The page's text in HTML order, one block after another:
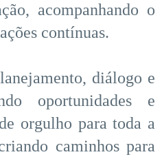
acompanhando o
contínuas.
diálogo e
oportunidades e
orgulho para toda a
caminhos para